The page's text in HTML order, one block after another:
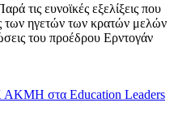
τις ευνοϊκές εξελίξεις που
ηγετών των κρατών μελών
του προέδρου Ερντογάν
ΑΚΜΗ στα Education Leaders